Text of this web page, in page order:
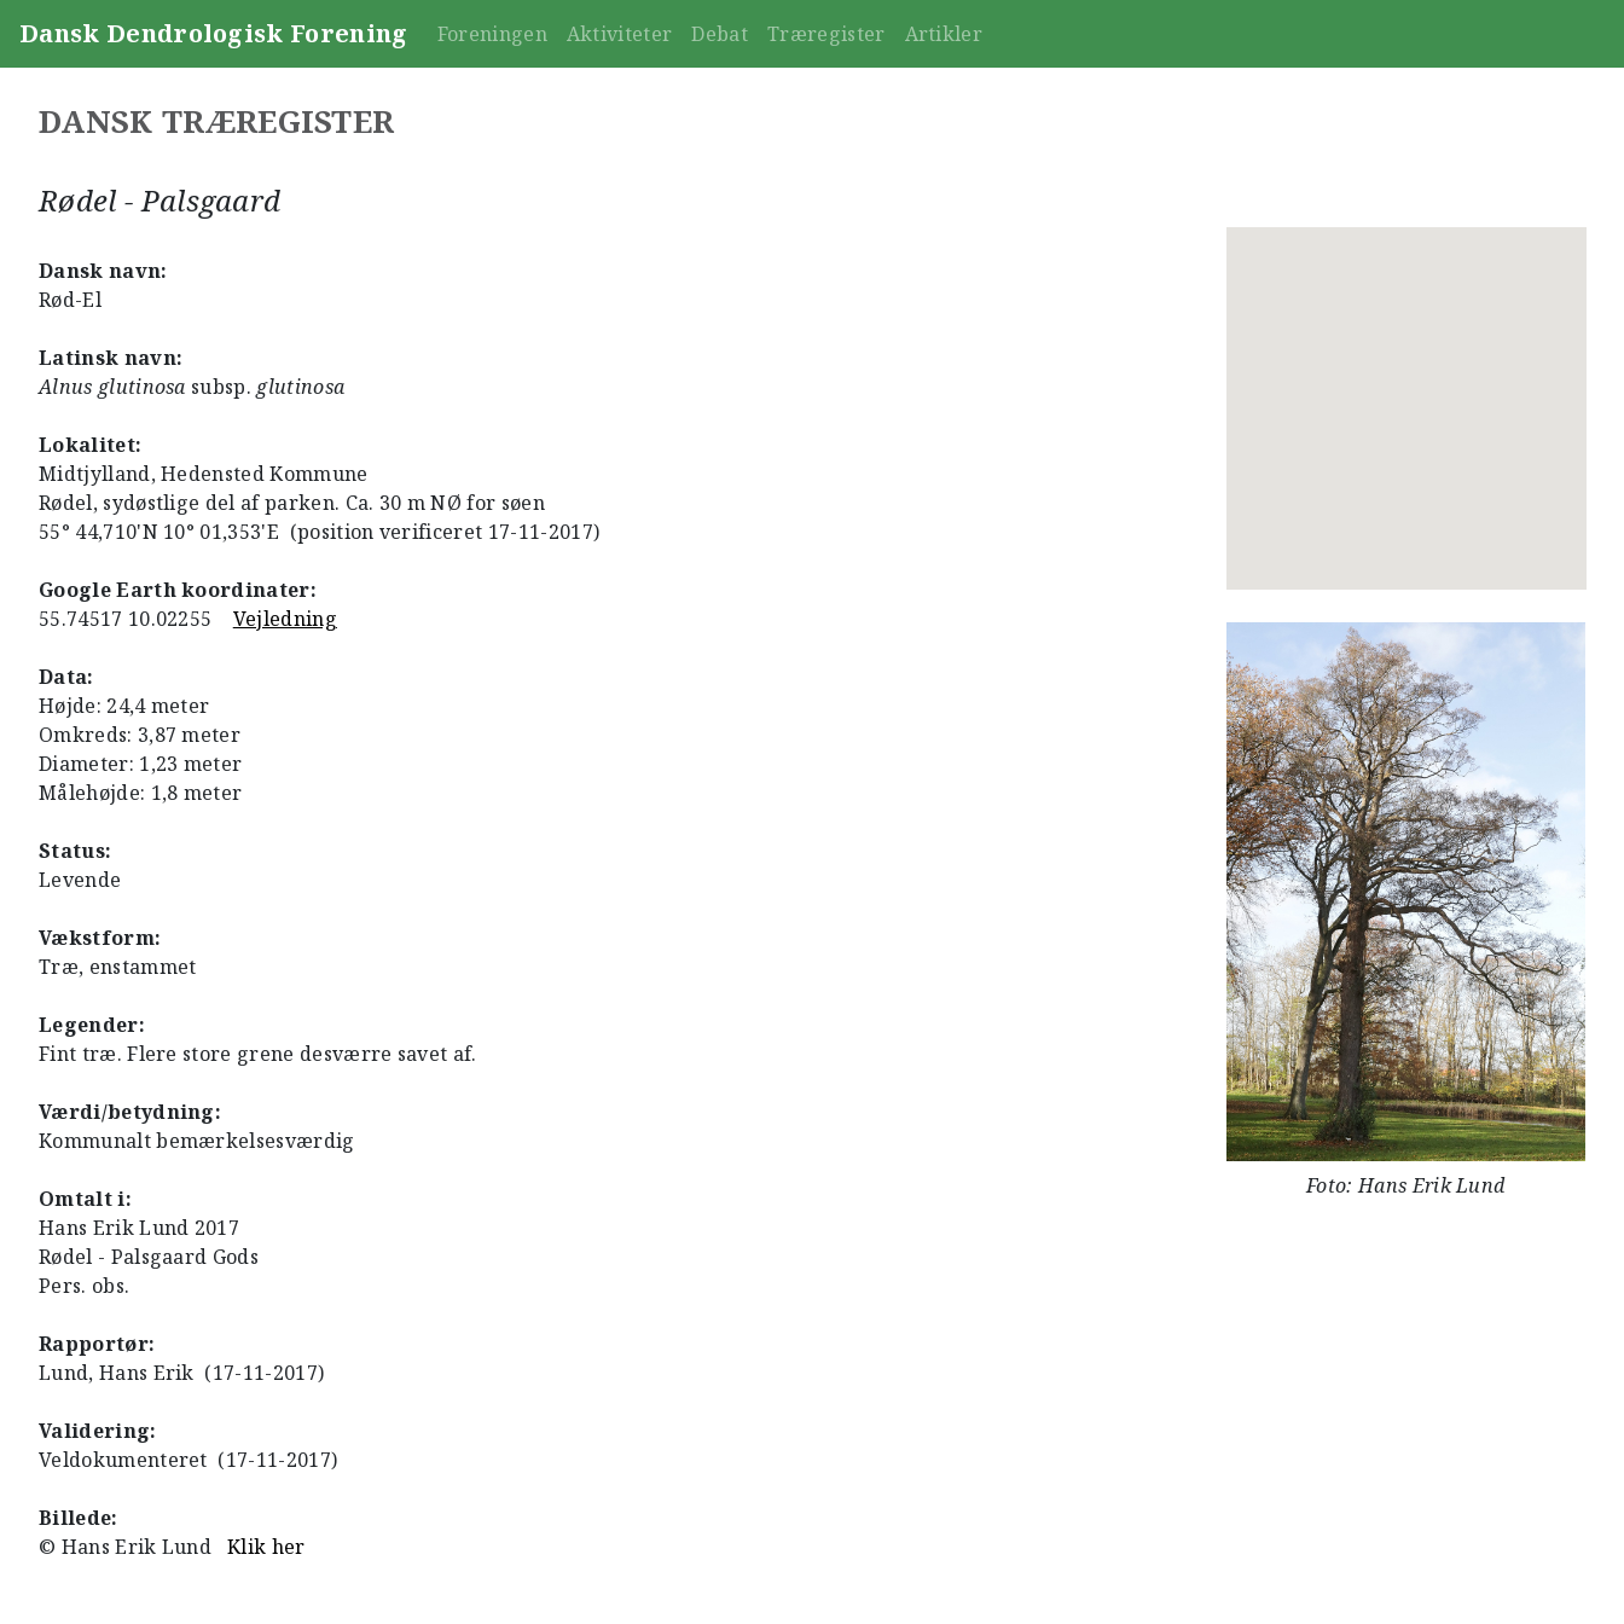
Dansk Dendrologisk Forening Foreningen Aktiviteter Debat Træregister Artikler
DANSK TRÆREGISTER
Rødel - Palsgaard
Dansk navn:
Rød-El
Latinsk navn:
Alnus glutinosa subsp. glutinosa
Lokalitet:
Midtjylland, Hedensted Kommune
Rødel, sydøstlige del af parken. Ca. 30 m NØ for søen
55° 44,710'N 10° 01,353'E (position verificeret 17-11-2017)
Google Earth koordinater:
55.74517 10.02255 Vejledning
Data:
Højde: 24,4 meter
Omkreds: 3,87 meter
Diameter: 1,23 meter
Målehøjde: 1,8 meter
Status:
Levende
Vækstform:
Træ, enstammet
Legender:
Fint træ. Flere store grene desværre savet af.
Værdi/betydning:
Kommunalt bemærkelsesværdig
Omtalt i:
Hans Erik Lund 2017
Rødel - Palsgaard Gods
Pers. obs.
Rapportør:
Lund, Hans Erik (17-11-2017)
Validering:
Veldokumenteret (17-11-2017)
Billede:
© Hans Erik LundKlik her
Foto: Hans Erik Lund